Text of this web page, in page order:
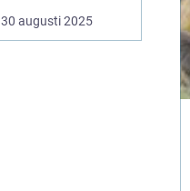
många och väcker
nyfikenhet...
30 augusti 2025